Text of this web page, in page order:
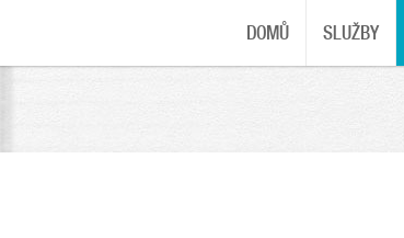
DOMŮ SLUŽBY